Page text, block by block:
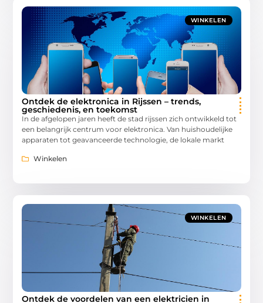
WINKELEN
Ontdek de elektronica in Rijssen – trends,
geschiedenis, en toekomst
In de afgelopen jaren heeft de stad rijssen zich ontwikkeld tot
een belangrijk centrum voor elektronica. Van huishoudelijke
apparaten tot geavanceerde technologie, de lokale markt
Winkelen
WINKELEN
Ontdek de voordelen van een elektricien in